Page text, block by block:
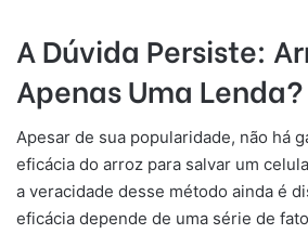
A Dúvida Persiste:
Apenas Uma Lenda?
Apesar de sua popularidade, não há
eficácia do arroz para salvar um
a veracidade desse método ainda é
eficácia depende de uma série de